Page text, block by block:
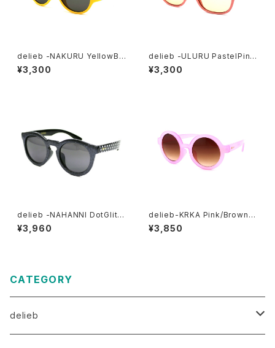
delieb -NAKURU YellowBlu
e/Smoke- BABYsize
¥3,300
delieb -ULURU PastelPink
Purple/LightBrown- KIDS
size
¥3,300
delieb -NAHANNI DotGlitte
r/Smoke- KIDSsize
¥3,960
delieb-KRKA Pink/Brownh
alf- KIDSsize
¥3,850
CATEGORY
delieb